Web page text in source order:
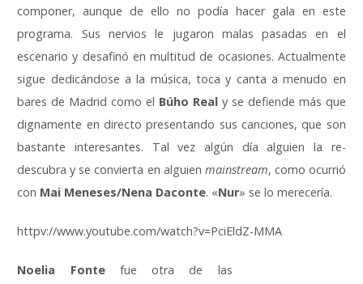
componer, aunque de ello no podía hacer gala en este
programa. Sus nervios le jugaron malas pasadas en el
escenario y desafinó en multitud de ocasiones. Actualmente
sigue dedicándose a la música, toca y canta a menudo en
bares de Madrid como el Búho Realy se defiende más que
dignamente en directo presentando sus canciones, que son
bastante interesantes. Tal vez algún día alguien la re-
descubra y se convierta en alguien mainstream, como ocurrió
con Mai Meneses/Nena Daconte. «Nur» se lo merecería.
httpv://www.youtube.com/watch?v=PciEldZ-MMA
Noelia Fontefue otra de las